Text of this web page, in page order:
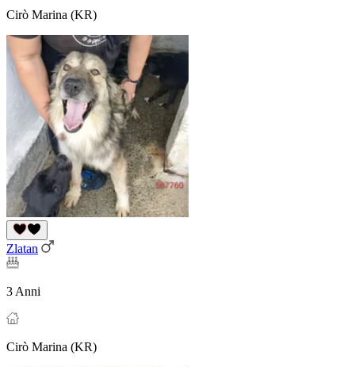
Cirò Marina (KR)
Zlatan
3 Anni
Cirò Marina (KR)